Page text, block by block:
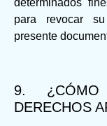
determinados
para revocar
presente
9. ¿CÓMO
DERECHOS